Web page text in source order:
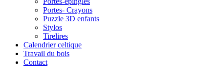
Portes- Crayons
Puzzle 3D enfants
Stylos
Tirelires
Calendrier celtique
Travail du bois
Contact